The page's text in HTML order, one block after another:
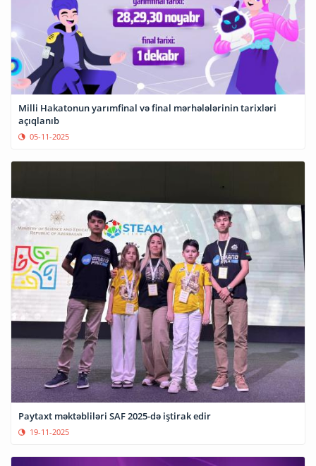
Milli Hakatonun yarımfinal və final mərhələlərinin tarixləri
açıqlanıb
05-11-2025
Paytaxt məktəbliləri SAF 2025-də iştirak edir
19-11-2025